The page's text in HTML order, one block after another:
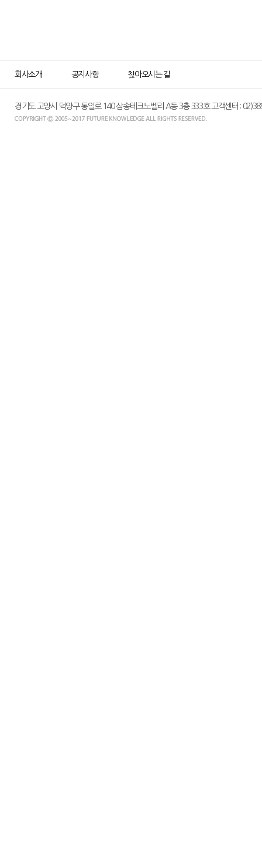
회사소개 공지사항 찾아오시는 길
경기도 고양시 덕양구 통일로 140 삼송테크노벨리 A동 3층 333호 고객센터 :